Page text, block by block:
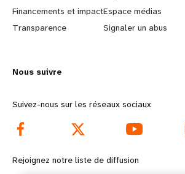
r
n
o
r
e
f
Financements et impact
Transparence
e
y
d
o
Espace médias
Signaler un abus
Nous suivre
Suivez-nous sur les réseaux sociaux
Rejoignez notre liste de diffusion